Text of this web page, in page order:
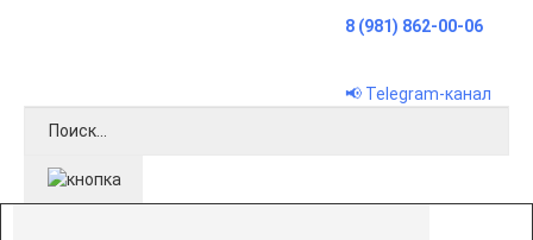
8 (981) 862-00-06
📢 Telegram-канал